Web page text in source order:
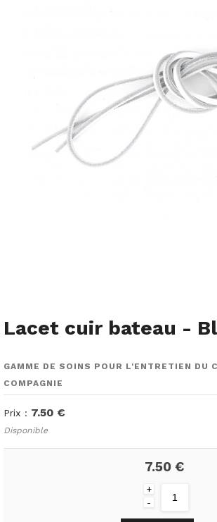
Lacet cuir bateau -
GAMME DE SOINS POUR L'ENTRETIEN DU
COMPAGNIE
Prix : 7.50 €
Disponible
7.50 €
+
-